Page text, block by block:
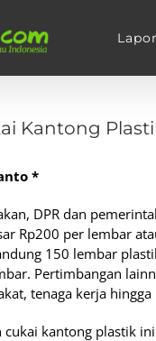
Kantong
*
DPR dan
Rp200 per lembar
150 lembar
Pertimbangan
tenaga kerja
cukai kantong plastik